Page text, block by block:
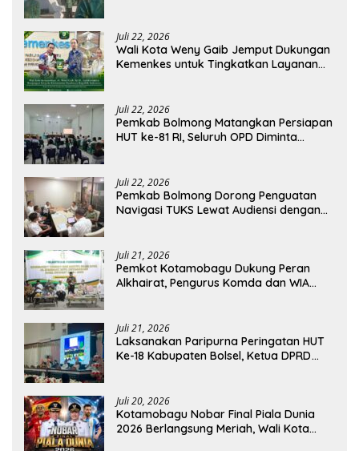
Juli 22, 2026
Wali Kota Weny Gaib Jemput Dukungan
Kemenkes untuk Tingkatkan Layanan
Juli 22, 2026
Pemkab Bolmong Matangkan Persiapan
HUT ke-81 RI, Seluruh OPD Diminta
Juli 22, 2026
Pemkab Bolmong Dorong Penguatan
Navigasi TUKS Lewat Audiensi dengan
Juli 21, 2026
Pemkot Kotamobagu Dukung Peran
Alkhairat, Pengurus Komda dan WIA
Juli 21, 2026
Laksanakan Paripurna Peringatan HUT
Ke-18 Kabupaten Bolsel, Ketua DPRD
Juli 20, 2026
Kotamobagu Nobar Final Piala Dunia
2026 Berlangsung Meriah, Wali Kota